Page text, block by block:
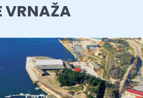
VRNAŽA